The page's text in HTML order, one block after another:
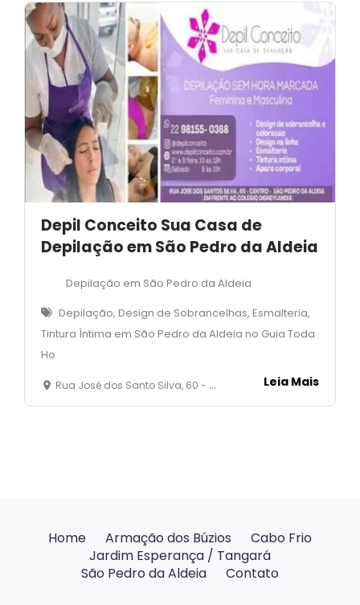
Depil Conceito Sua Casa de
Depilação em São Pedro da Aldeia
Depilação em São Pedro da Aldeia
Depilação, Design de Sobrancelhas, Esmalteria,
Tintura Íntima em São Pedro da Aldeia no Guia Toda
Ho
Rua José dos Santo Silva, 60 - Centro - São Pedro da Aldeia- RJ Leia Mais
Home Armação dos Búzios
Cabo Frio
Jardim Esperança / Tangará
São Pedro da Aldeia
Contato